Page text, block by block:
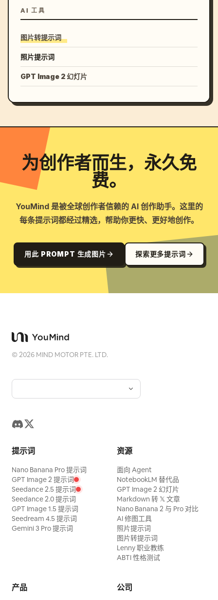
AI 工具
图片转提示词
照片提示词
GPT Image 2 幻灯片
为创作者而生，永久免
费。
YouMind 是被全球创作者信赖的 AI 创作助手。这里的
每条提示词都经过精选，帮助你更快、更好地创作。
用此 PROMPT 生成图片 探索更多提示词
©2026 MIND MOTOR PTE. LTD.
提示词
Nano Banana Pro 提示词
GPT Image 2 提示词
Seedance 2.5 提示词
Seedance 2.0 提示词
GPT Image 1.5 提示词
Seedream 4.5 提示词
Gemini 3 Pro 提示词
资源
面向 Agent
NotebookLM 替代品
GPT Image 2 幻灯片
Markdown 转 𝕏 文章
Nano Banana 2 与 Pro 对比
AI 修图工具
照片提示词
图片转提示词
Lenny 职业教练
ABTI 性格测试
产品 公司